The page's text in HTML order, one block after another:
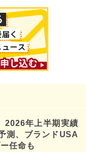
2026年上半期実績
測、ブランドUSA
任命も